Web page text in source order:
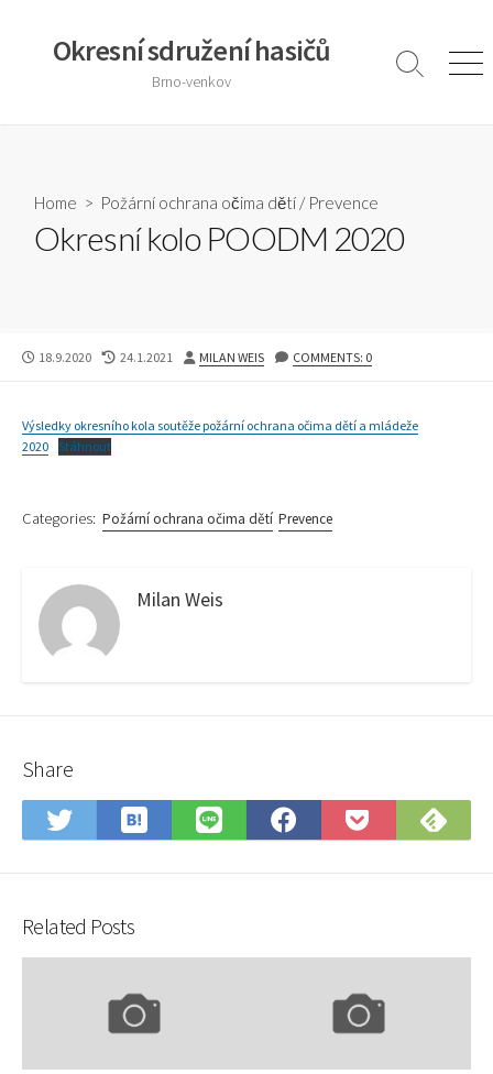
contentOkresní sdružení hasičů
Brno-venkov
Search
Home > Požární ochrana očima dětí / Prevence
Okresní kolo POODM 2020
PUBLISHED
18.9.2020
LAST
24.1.2021 AUTHOR
MILAN WEIS COMMENTS: 0
Výsledky okresního kola soutěže požární ochrana očima dětí a mládeže
2020
Stáhnout
Categories: Požární ochrana očima dětí Prevence
Milan Weis
Share
Share
on
Save
to
Share
on
Share
on
Save
to
on
Related Posts